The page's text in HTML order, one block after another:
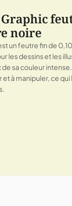
noire
un feutre fin de
les dessins et les
sa couleur
à manipuler, ce qui